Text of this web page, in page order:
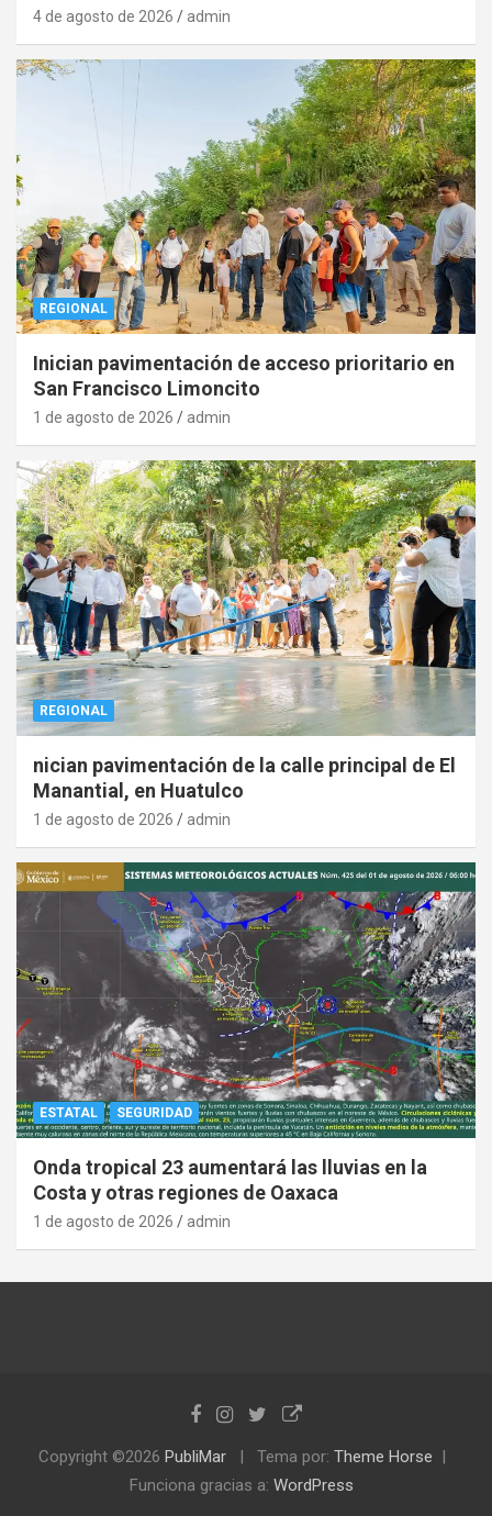
4 de agosto de 2026 admin
REGIONAL
Inician pavimentación de acceso prioritario en
San Francisco Limoncito
1 de agosto de 2026 admin
REGIONAL
nician pavimentación de la calle principal de El
Manantial, en Huatulco
1 de agosto de 2026 admin
ESTATAL SEGURIDAD
Onda tropical 23 aumentará las lluvias en la
Costa y otras regiones de Oaxaca
1 de agosto de 2026 admin
Copyright ©2026 PubliMar Tema por: Theme Horse
Funciona gracias a: WordPress